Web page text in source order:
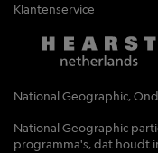
Klantenservice
National Geographic,
National Geographic
programma's, dat houdt